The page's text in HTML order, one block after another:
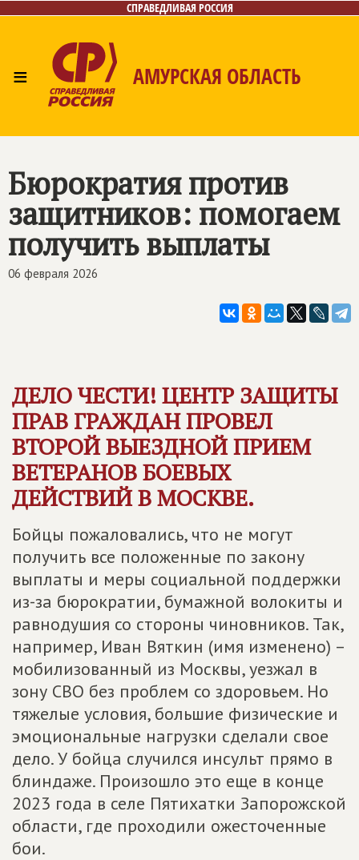
СПРАВЕДЛИВАЯ РОССИЯ
≡ АМУРСКАЯ ОБЛАСТЬ
Бюрократия против
защитников: помогаем
получить выплаты
06 февраля 2026
ДЕЛО ЧЕСТИ! ЦЕНТР ЗАЩИТЫ
ПРАВ ГРАЖДАН ПРОВЕЛ
ВТОРОЙ ВЫЕЗДНОЙ ПРИЕМ
ВЕТЕРАНОВ БОЕВЫХ
ДЕЙСТВИЙ В МОСКВЕ.
Бойцы пожаловались, что не могут
получить все положенные по закону
выплаты и меры социальной поддержки
из-за бюрократии, бумажной волокиты и
равнодушия со стороны чиновников. Так,
например, Иван Вяткин (имя изменено) –
мобилизованный из Москвы, уезжал в
зону СВО без проблем со здоровьем. Но
тяжелые условия, большие физические и
эмоциональные нагрузки сделали свое
дело. У бойца случился инсульт прямо в
блиндаже. Произошло это еще в конце
2023 года в селе Пятихатки Запорожской
области, где проходили ожесточенные
бои.